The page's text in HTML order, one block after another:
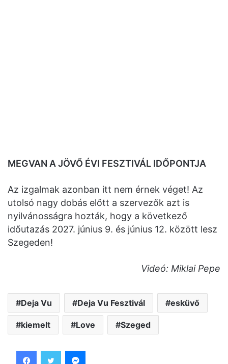
MEGVAN A JÖVŐ ÉVI FESZTIVÁL IDŐPONTJA
Az izgalmak azonban itt nem érnek véget! Az
utolsó nagy dobás előtt a szervezők azt is
nyilvánosságra hozták, hogy a következő
időutazás 2027. június 9. és június 12. között lesz
Szegeden!
Videó: Miklai Pepe
Deja Vu Deja Vu Fesztivál esküvő
kiemelt Love Szeged